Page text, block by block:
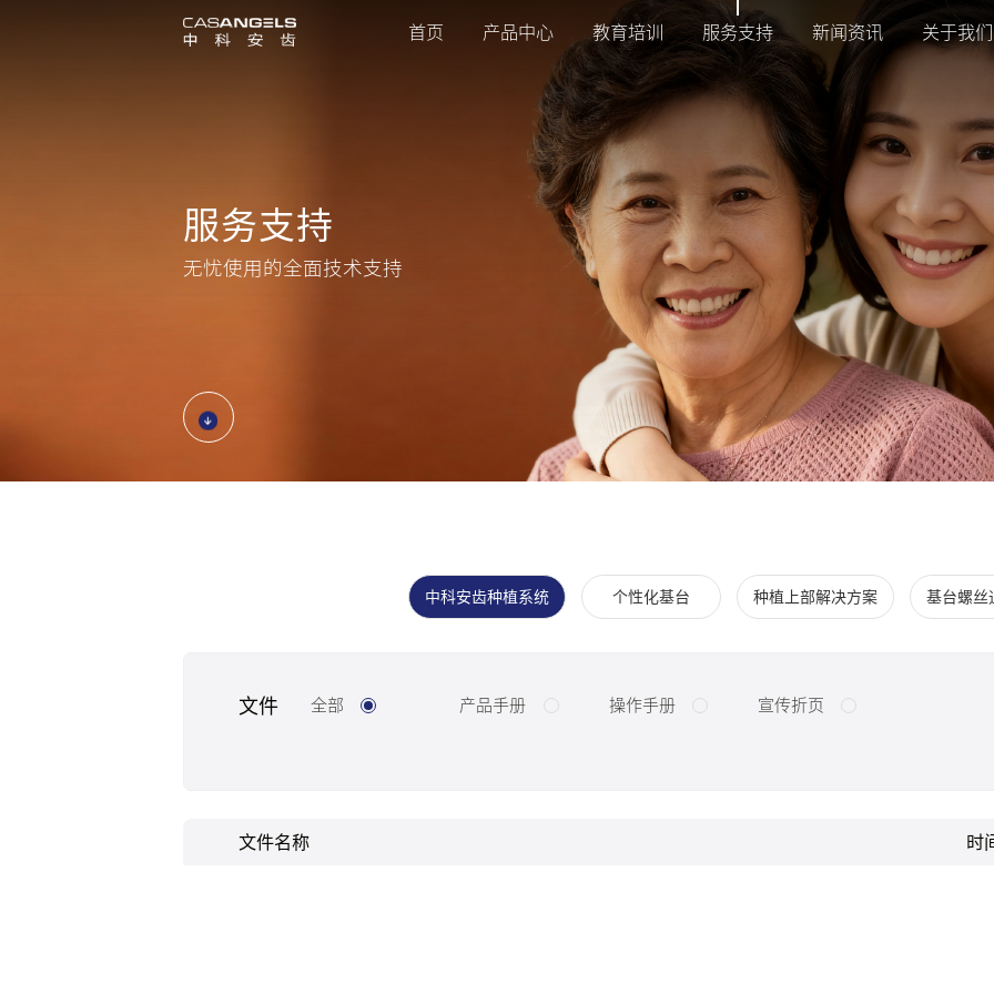
首页 产品中心 教育培训 服务支持 新闻资讯 关于我们
服务支持
无忧使用 的全面技术支持
中科安齿种植系统 个性化基台 种植上部解决方案 基台螺丝
文件 全部 产品手册 操作手册 宣传折页
文件名称 时